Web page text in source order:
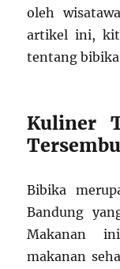
oleh
artikel ini,
tentang
Kuliner
Bibika
Bandung
Makanan
makanan